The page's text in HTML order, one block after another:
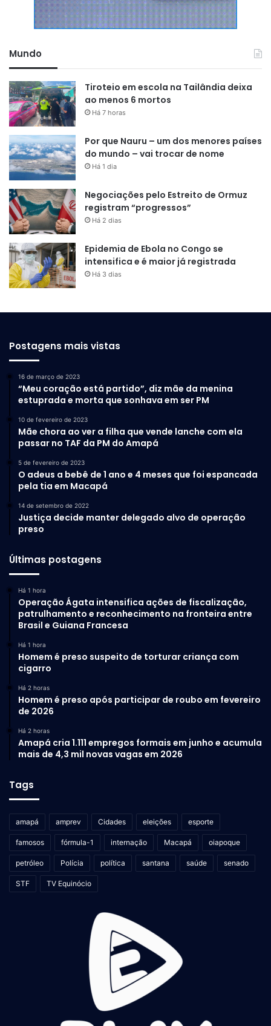
Mundo
Tiroteio em escola na Tailândia deixa
ao menos 6 mortos
Há 7 horas
Por que Nauru – um dos menores países
do mundo – vai trocar de nome
Há 1 dia
Negociações pelo Estreito de Ormuz
registram “progressos”
Há 2 dias
Epidemia de Ebola no Congo se
intensifica e é maior já registrada
Há 3 dias
Postagens mais vistas
16 de março de 2023
“Meu coração está partido”, diz mãe da menina
estuprada e morta que sonhava em ser PM
10 de fevereiro de 2023
Mãe chora ao ver a filha que vende lanche com ela
passar no TAF da PM do Amapá
5 de fevereiro de 2023
O adeus a bebê de 1 ano e 4 meses que foi espancada
pela tia em Macapá
14 de setembro de 2022
Justiça decide manter delegado alvo de operação
preso
Últimas postagens
Há 1 hora
Operação Ágata intensifica ações de fiscalização,
patrulhamento e reconhecimento na fronteira entre
Brasil e Guiana Francesa
Há 1 hora
Homem é preso suspeito de torturar criança com
cigarro
Há 2 horas
Homem é preso após participar de roubo em fevereiro
de 2026
Há 2 horas
Amapá cria 1.111 empregos formais em junho e acumula
mais de 4,3 mil novas vagas em 2026
Tags
amapá amprev Cidades eleições esporte
famosos fórmula-1 internação Macapá oiapoque
petróleo Polícia política santana saúde senado
STF TV Equinócio